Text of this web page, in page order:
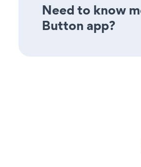
Need to know
Button app?